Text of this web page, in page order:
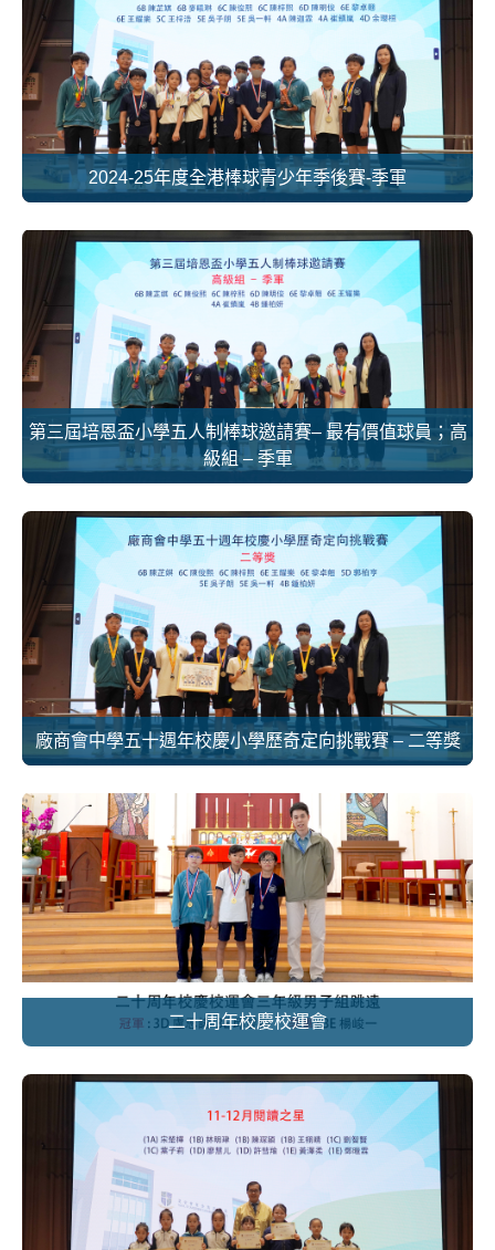
2024-25年度全港棒球青少年季後賽-季軍
第三屆培恩盃小學五人制棒球邀請賽– 最有價值球員；高
級組 – 季軍
廠商會中學五十週年校慶小學歷奇定向挑戰賽 – 二等獎
二十周年校慶校運會